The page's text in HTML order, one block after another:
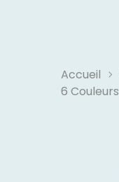
Accueil
6 Couleurs